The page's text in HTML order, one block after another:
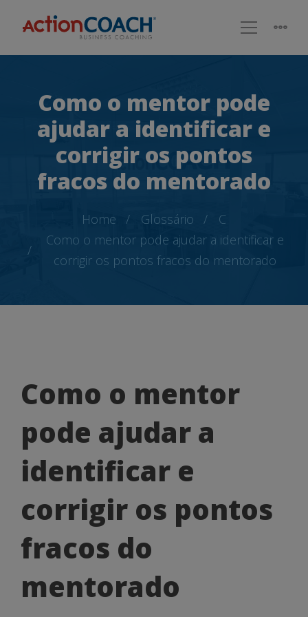
Como o mentor pode
ajudar a identificar e
corrigir os pontos
fracos do mentorado
Home Glossário
C
Como o mentor pode ajudar a identificar e
corrigir os pontos fracos do mentorado
Como
o
mentor
pode
ajudar
a
identificar
corrigir
Como o mentor
pode ajudar a
identificar e
corrigir os pontos
fracos do
mentorado